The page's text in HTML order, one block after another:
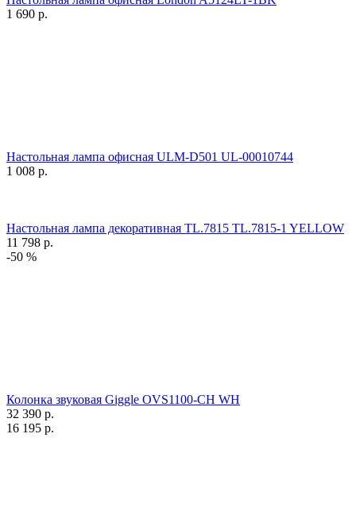
1 690 р.
Настольная лампа офисная ULM-D501 UL-00010744
1 008 р.
Настольная лампа декоративная TL.7815 TL.7815-1 YELLOW
11 798 р.
-50 %
Колонка звуковая Giggle OVS1100-CH WH
32 390 р.
16 195 р.